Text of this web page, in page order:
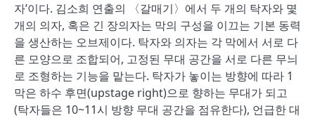
자’이다. 김소희 연출의 〈갈매기〉에서 두 개의 탁자와 몇
개의 의자, 혹은 긴 장의자는 막의 구성을 이끄는 기본 동력
을 생산하는 오브제이다. 탁자와 의자는 각 막에서 서로 다
른 모양으로 조합되어, 고정된 무대 공간을 서로 다른 무늬
로 조형하는 기능을 맡는다. 탁자가 놓이는 방향에 따라 1
막은 하수 후면(upstage right)으로 향하는 무대가 되고
(탁자들은 10~11시 방향 무대 공간을 점유한다), 언급한 대